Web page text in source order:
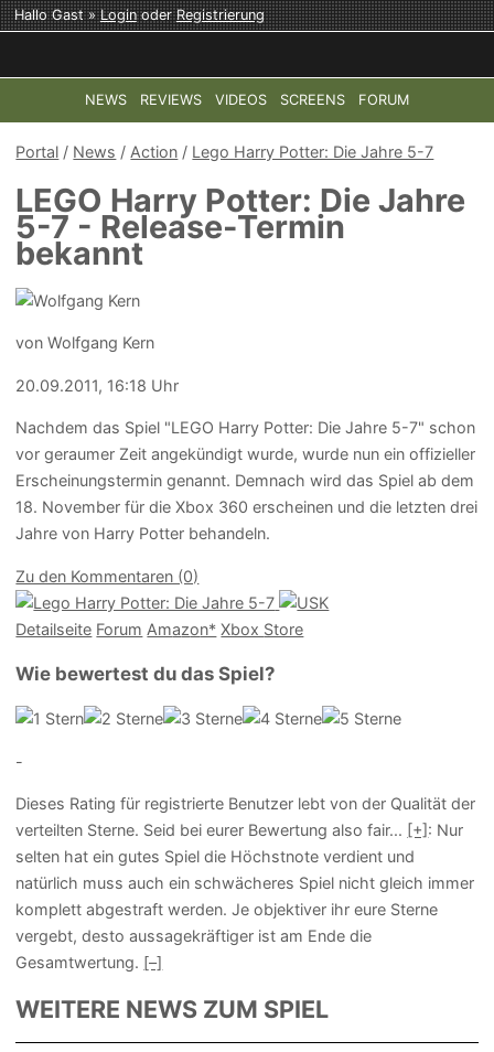
Hallo Gast »LoginoderRegistrierung
NEWS REVIEWS VIDEOS SCREENS FORUM
TOP-THEMEN: COD: MODERN WARFARE 4 HALO:
Portal / News / Action / Lego Harry Potter: Die Jahre 5-7
LEGO Harry Potter: Die Jahre
5-7 - Release-Termin
bekannt
von Wolfgang Kern
20.09.2011, 16:18 Uhr
Nachdem das Spiel "LEGO Harry Potter: Die Jahre 5-7" schon
vor geraumer Zeit angekündigt wurde, wurde nun ein offizieller
Erscheinungstermin genannt. Demnach wird das Spiel ab dem
18. November für die Xbox 360 erscheinen und die letzten drei
Jahre von Harry Potter behandeln.
Zu den Kommentaren (0)
Detailseite Forum Amazon* Xbox Store
Wie bewertest du das Spiel?
-
Dieses Rating für registrierte Benutzer lebt von der Qualität der
verteilten Sterne. Seid bei eurer Bewertung also fair... [+] : Nur
selten hat ein gutes Spiel die Höchstnote verdient und
natürlich muss auch ein schwächeres Spiel nicht gleich immer
komplett abgestraft werden. Je objektiver ihr eure Sterne
vergebt, desto aussagekräftiger ist am Ende die
Gesamtwertung. [–]
WEITERE NEWS ZUM SPIEL